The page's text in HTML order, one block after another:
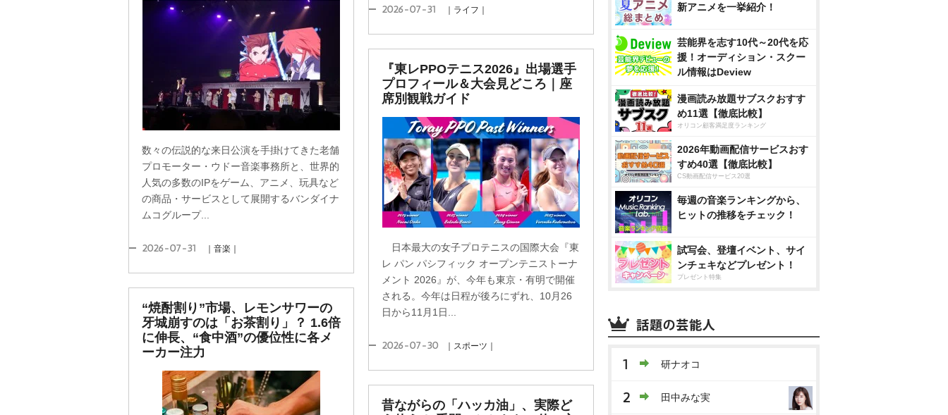
2026-07-31 ｜ライフ｜
数々の伝説的な来日公演を手掛けてきた老舗
プロモーター・ウドー音楽事務所と、世界的
人気の多数のIPをゲーム、アニメ、玩具など
の商品・サービスとして展開するバンダイナ
ムコグループ...
2026-07-31 ｜音楽｜
『東レPPOテニス2026』出場選手
プロフィール＆大会見どころ｜座
席別観戦ガイド
日本最大の女子プロテニスの国際大会『東
レ パン パシフィック オープンテニストーナ
メント 2026』が、今年も東京・有明で開催
される。今年は日程が後ろにずれ、10月26
日から11月1日...
2026-07-30 ｜スポーツ｜
“焼酎割り”市場、レモンサワーの
牙城崩すのは「お茶割り」？ 1.6倍
に伸長、“食中酒”の優位性に各メ
ーカー注力
昔ながらの「ハッカ油」、実際ど
新アニメを一挙紹介！
芸能界を志す10代～20代を応
援！オーディション・スクー
ル情報はDeview
漫画読み放題サブスクおすす
め11選【徹底比較】
オリコン顧客満足度ランキング
2026年動画配信サービスおす
すめ40選【徹底比較】
CS動画配信サービス20選
毎週の音楽ランキングから、
ヒットの推移をチェック！
試写会、登壇イベント、サイ
ンチェキなどプレゼント！
プレゼント特集
1 研ナオコ
2 田中みな実